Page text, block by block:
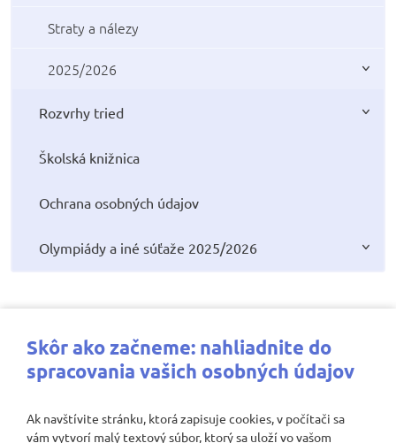
Straty a nálezy
2025/2026
Rozvrhy tried
Školská knižnica
Ochrana osobných údajov
Olympiády a iné súťaže 2025/2026
Najbližšie aktivity
Skôr ako začneme: nahliadnite do
spracovania vašich osobných údajov
Ak navštívite stránku, ktorá zapisuje cookies, v počítači sa
vám vytvorí malý textový súbor, ktorý sa uloží vo vašom